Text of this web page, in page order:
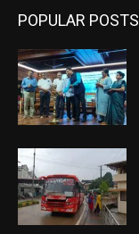
POPULAR POSTS